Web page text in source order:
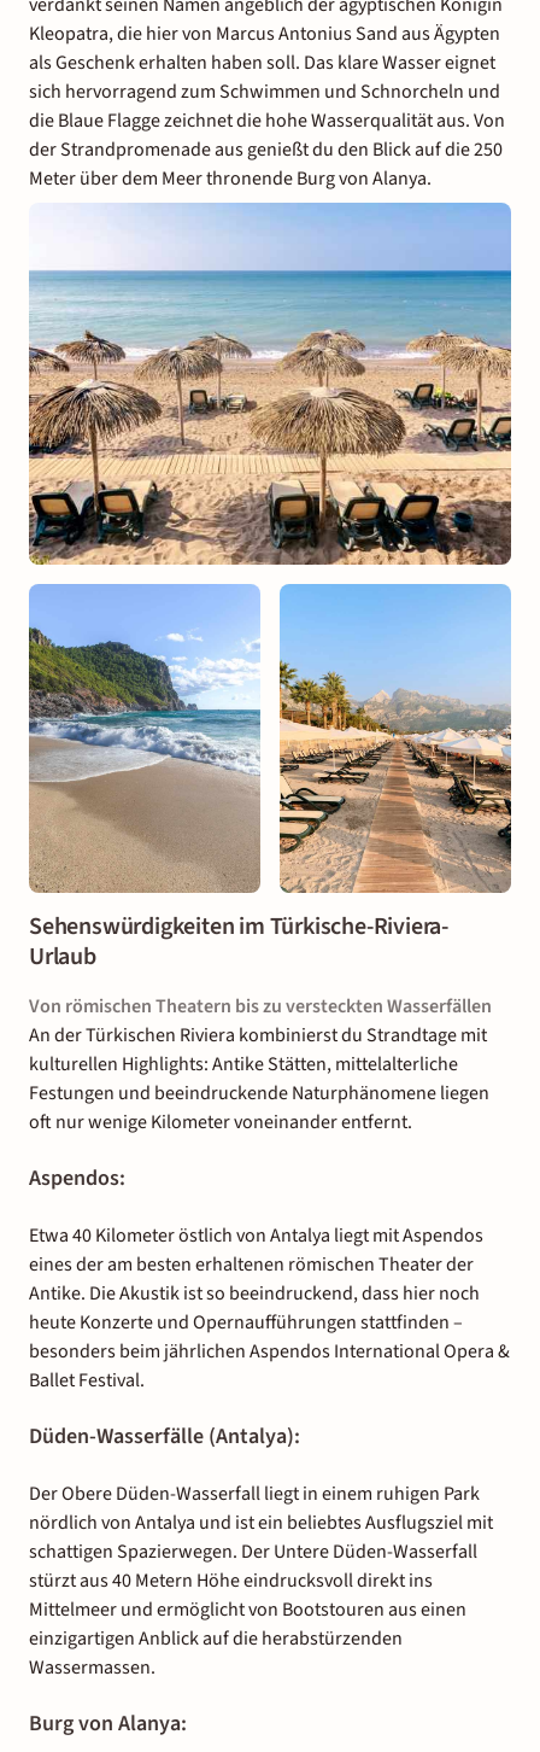
Kleopatra, die hier von Marcus Antonius Sand aus Ägypten
als Geschenk erhalten haben soll. Das klare Wasser eignet
sich hervorragend zum Schwimmen und Schnorcheln und
die Blaue Flagge zeichnet die hohe Wasserqualität aus. Von
der Strandpromenade aus genießt du den Blick auf die 250
Meter über dem Meer thronende Burg von Alanya.
Sehenswürdigkeiten im Türkische-Riviera-
Urlaub
Von römischen Theatern bis zu versteckten Wasserfällen
An der Türkischen Riviera kombinierst du Strandtage mit
kulturellen Highlights: Antike Stätten, mittelalterliche
Festungen und beeindruckende Naturphänomene liegen
oft nur wenige Kilometer voneinander entfernt.
Aspendos:
Etwa 40 Kilometer östlich von Antalya liegt mit Aspendos
eines der am besten erhaltenen römischen Theater der
Antike. Die Akustik ist so beeindruckend, dass hier noch
heute Konzerte und Opernaufführungen stattfinden –
besonders beim jährlichen Aspendos International Opera &
Ballet Festival.
Düden-Wasserfälle (Antalya):
Der Obere Düden-Wasserfall liegt in einem ruhigen Park
nördlich von Antalya und ist ein beliebtes Ausflugsziel mit
schattigen Spazierwegen. Der Untere Düden-Wasserfall
stürzt aus 40 Metern Höhe eindrucksvoll direkt ins
Mittelmeer und ermöglicht von Bootstouren aus einen
einzigartigen Anblick auf die herabstürzenden
Wassermassen.
Burg von Alanya: